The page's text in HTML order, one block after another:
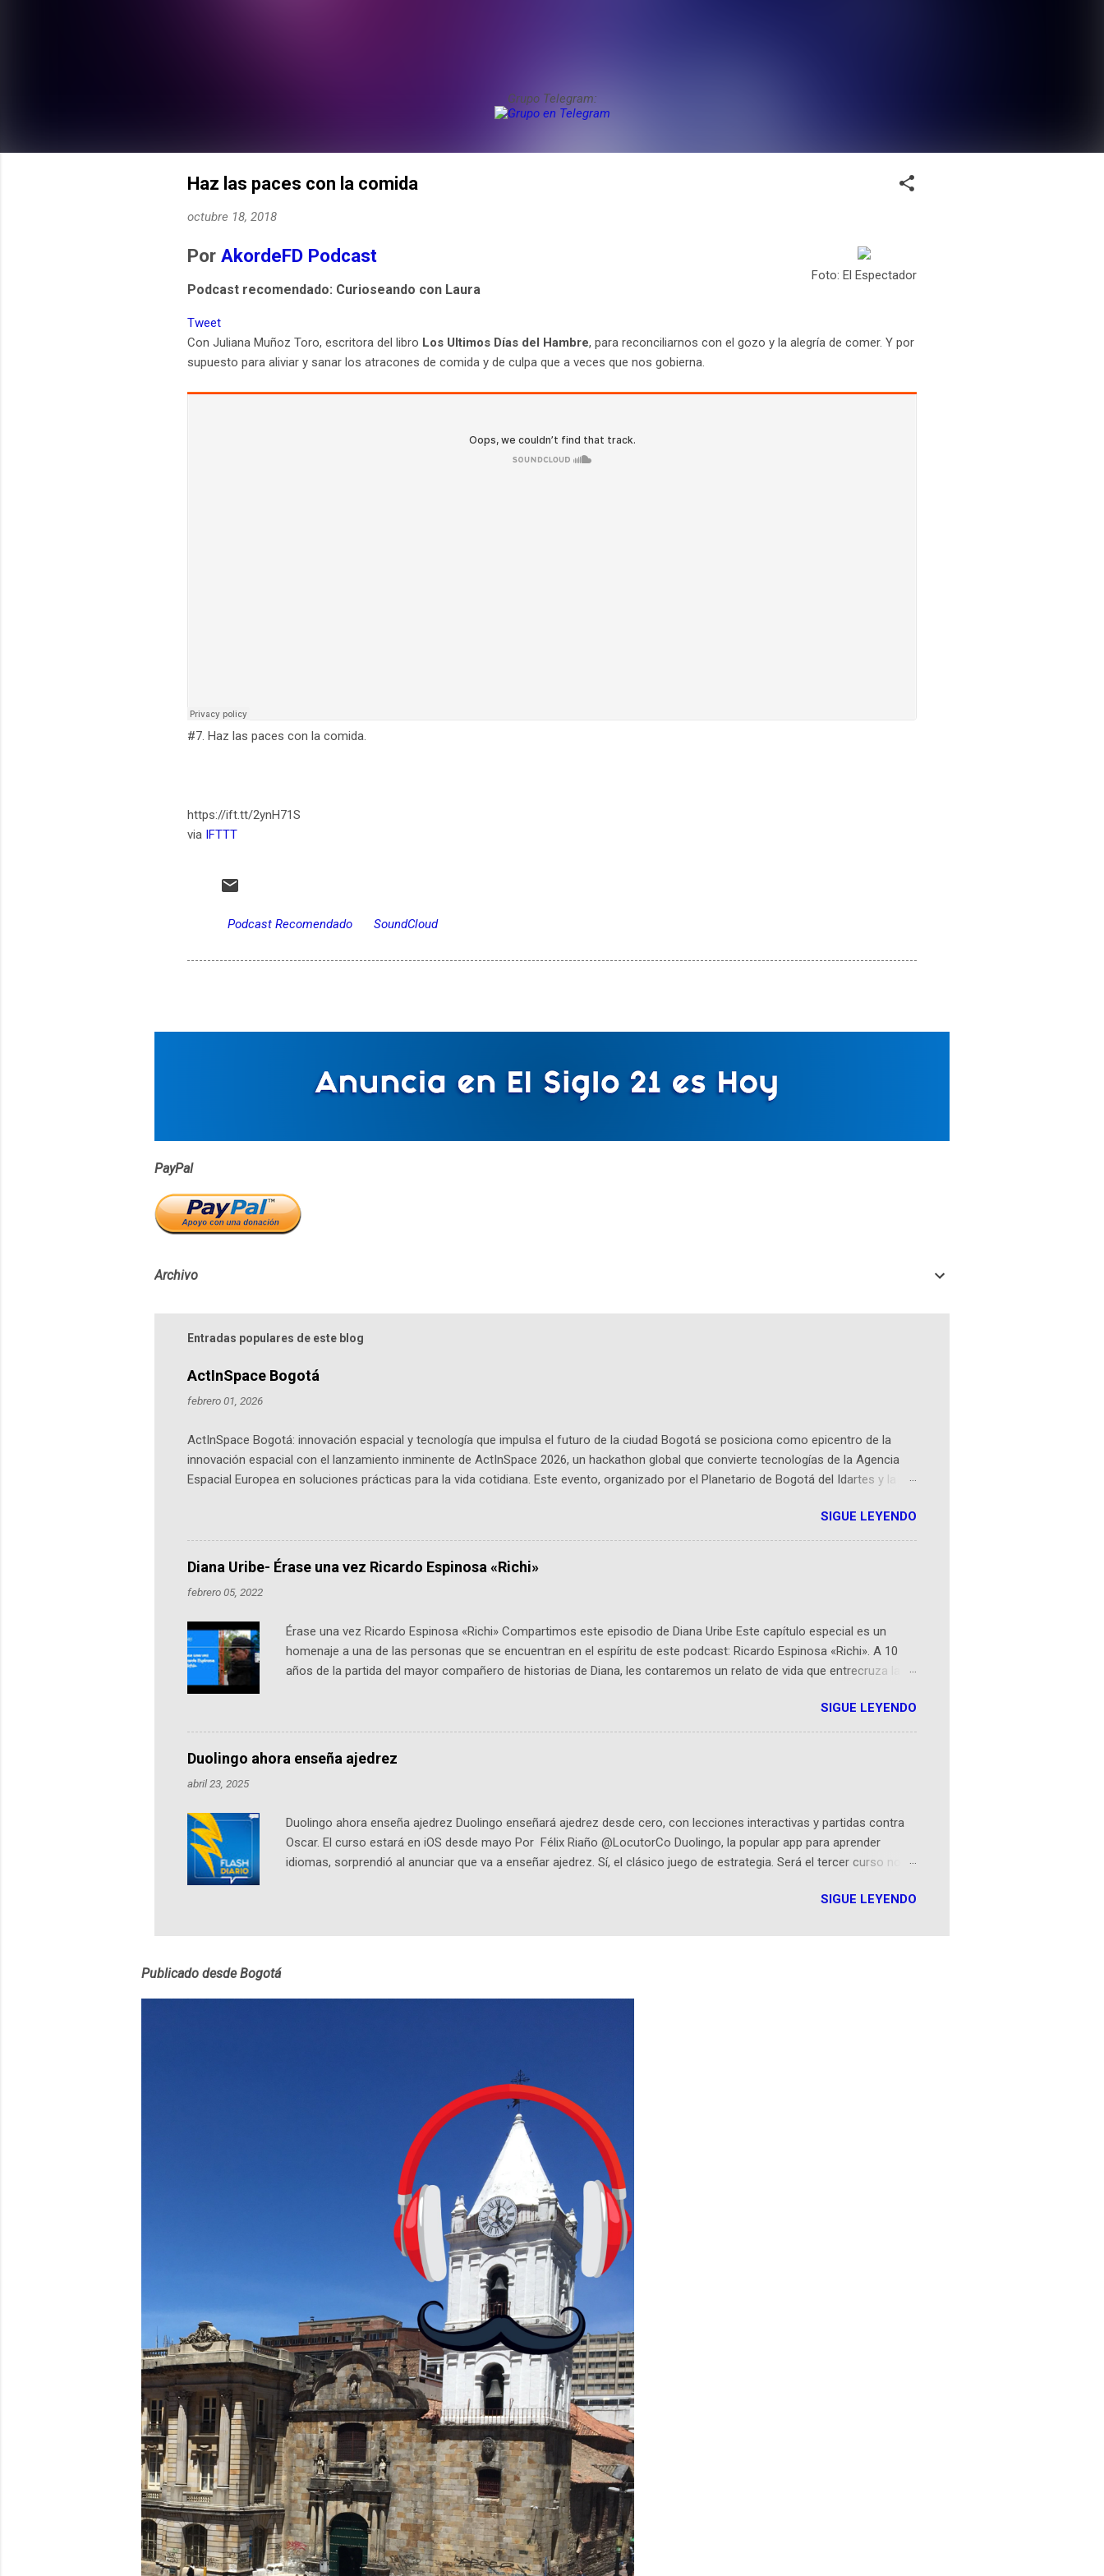
Grupo Telegram:
Haz las paces con la comida
octubre 18, 2018
Foto: El Espectador
Por AkordeFD Podcast
Podcast recomendado: Curioseando con Laura
Tweet
Con Juliana Muñoz Toro, escritora del libro Los Ultimos Días del Hambre, para reconciliarnos con el gozo y la alegría de comer. Y por
supuesto para aliviar y sanar los atracones de comida y de culpa que a veces que nos gobierna.
#7. Haz las paces con la comida.
https://ift.tt/2ynH71S
via IFTTT
Podcast Recomendado SoundCloud
PayPal
Archivo
Entradas populares de este blog
ActInSpace Bogotá
febrero 01, 2026
ActInSpace Bogotá: innovación espacial y tecnología que impulsa el futuro de la ciudad Bogotá se posiciona como epicentro de la
innovación espacial con el lanzamiento inminente de ActInSpace 2026, un hackathon global que convierte tecnologías de la Agencia
Espacial Europea en soluciones prácticas para la vida cotidiana. Este evento, organizado por el Planetario de Bogotá del Idartes y la
emprendedores y estudiantes. Qué es ActInSpace y por qué importa en Bogotá ActInSpace es una competencia mundial que opera en
más de 60 ciudades, donde participantes tienen 24 horas para idear startups basadas en tecnologías espaciales como satélites y
datos orbitales. En Bogotá, arranca con un evento gratuito el 30 de enero a las 10:00 a. m. en el Planetario (calle 26B #5-93), in...
SIGUE LEYENDO
Diana Uribe- Érase una vez Ricardo Espinosa «Richi»
febrero 05, 2022
Érase una vez Ricardo Espinosa «Richi» Compartimos este episodio de Diana Uribe Este capítulo especial es un
homenaje a una de las personas que se encuentran en el espíritu de este podcast: Ricardo Espinosa «Richi». A 10
años de la partida del mayor compañero de historias de Diana, les contaremos un relato de vida que entrecruza la
podcast, de dónde viene "la fuerza poderosa", del relato viviente que encarna una joven librera de Barichara y de
nuestro protagonista: un personaje de gabán y sombrero que parecía sacado directamente de una novela de espías
Notas del episodio: -La colección Ricardo Espinosa: los cómics, las novelas y los libros reunidos por Richi hoy se
pueden consultar en la Biblioteca Luis Ángel Arango ¡Síguenos en nuestras Redes Sociales! Facebook:
SIGUE LEYENDO
Duolingo ahora enseña ajedrez
abril 23, 2025
Duolingo ahora enseña ajedrez Duolingo enseñará ajedrez desde cero, con lecciones interactivas y partidas contra
Oscar. El curso estará en iOS desde mayo Por Félix Riaño @LocutorCo Duolingo, la popular app para aprender
idiomas, sorprendió al anunciar que va a enseñar ajedrez. Sí, el clásico juego de estrategia. Será el tercer curso no
estará disponible primero en inglés. Los usuarios aprenderán desde lo más básico, como mover un alfil, hasta jugar
personajes simpáticos y ayudas visuales. ¿Será posible que una app que antes nos enseñó francés, ahora nos
SIGUE LEYENDO
Publicado desde Bogotá